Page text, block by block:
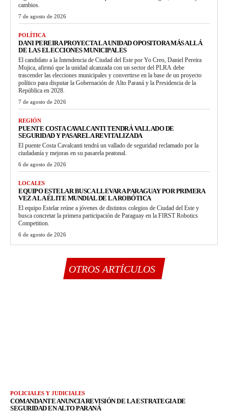
cambios.
7 de agosto de 2026
POLÍTICA
DANI PEREIRA PROYECTA LA UNIDAD OPOSITORA MÁS ALLÁ
DE LAS ELECCIONES MUNICIPALES
El candidato a la Intendencia de Ciudad del Este por Yo Creo, Daniel Pereira
Mujica, afirmó que la unidad alcanzada con un sector del PLRA debe
trascender las elecciones municipales y convertirse en la base de un proyecto
político para disputar la Gobernación de Alto Paraná y la Presidencia de la
República en 2028.
7 de agosto de 2026
REGIÓN
PUENTE COSTA CAVALCANTI TENDRÁ VALLADO DE
SEGURIDAD Y PASARELA REVITALIZADA
El puente Costa Cavalcanti tendrá un vallado de seguridad reclamado por la
ciudadanía y mejoras en su pasarela peatonal.
6 de agosto de 2026
LOCALES
EQUIPO ESTELAR BUSCA LLEVAR A PARAGUAY POR PRIMERA
VEZ A LA ÉLITE MUNDIAL DE LA ROBÓTICA
El equipo Estelar reúne a jóvenes de distintos colegios de Ciudad del Este y
busca concretar la primera participación de Paraguay en la FIRST Robotics
Competition.
6 de agosto de 2026
OTROS ARTÍCULOS
POLICIALES Y JUDICIALES
COMANDANTE ANUNCIA REVISIÓN DE LA ESTRATEGIA DE
SEGURIDAD EN ALTO PARANÁ